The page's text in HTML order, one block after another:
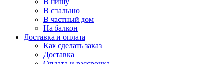
В нишу
В спальню
В частный дом
На балкон
Доставка и оплата
Как сделать заказ
Доставка